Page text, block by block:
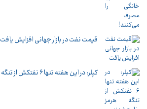
قیمت نفت در بازار جهانی افزایش یافت
کپلر: در این هفته تنها ۶ نفتکش از تنگه هرمز خارج شدند